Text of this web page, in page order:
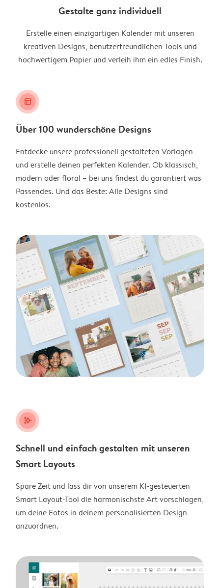
Gestalte ganz individuell
Erstelle einen einzigartigen Kalender mit unseren
kreativen Designs, benutzerfreundlichen Tools und
hochwertigem Papier und verleih ihm ein edles Finish.
layout_alt
Über 100 wunderschöne Designs
Entdecke unsere professionell gestalteten Vorlagen
und erstelle deinen perfekten Kalender. Ob klassisch,
modern oder floral – bei uns findest du garantiert was
Passendes. Und das Beste: Alle Designs sind
kostenlos.
stars_plus
Schnell und einfach gestalten mit unseren
Smart Layouts
Spare Zeit und lass dir von unserem KI-gesteuerten
Smart Layout-Tool die harmonischste Art vorschlagen,
um deine Fotos in deinem personalisierten Design
anzuordnen.